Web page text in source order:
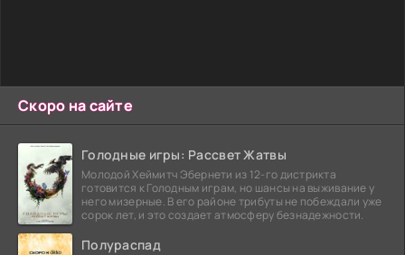
Скоро на сайте
Голодные игры: Рассвет Жатвы
Молодой Хеймитч Эбернети из 12-го дистрикта
готовится к Голодным играм, но шансы на выживание у
него мизерные. В его районе трибуты не побеждали уже
сорок лет, и это создает атмосферу безнадежности.
Полураспад